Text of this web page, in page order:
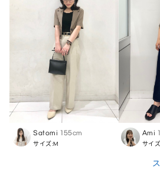
Satomi 155cm
サイズ:M
Ami
サイ